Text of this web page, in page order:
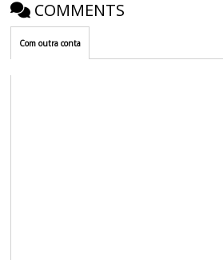
COMMENTS
Com outra conta